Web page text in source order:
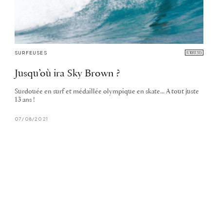
SURFEUSES
Jusqu’où ira Sky Brown ?
Surdouée en surf et médaillée olympique en skate... A tout juste
13 ans !
07/08/2021